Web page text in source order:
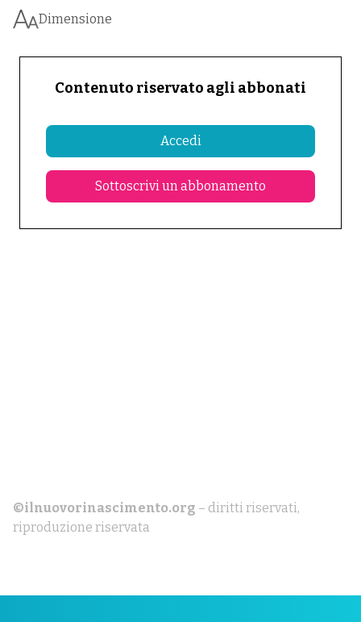
Dimensione
Contenuto riservato agli abbonati
Accedi
Sottoscrivi un abbonamento
©ilnuovorinascimento.org – diritti riservati,
riproduzione riservata